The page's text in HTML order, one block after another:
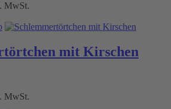
MwSt.
mit Kirschen
MwSt.